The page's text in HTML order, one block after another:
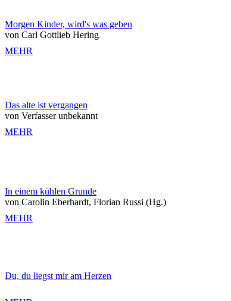
Morgen Kinder, wird's was geben
von Carl Gottlieb Hering
MEHR
Das alte ist vergangen
von Verfasser unbekannt
MEHR
In einem kühlen Grunde
von Carolin Eberhardt, Florian Russi (Hg.)
MEHR
Du, du liegst mir am Herzen